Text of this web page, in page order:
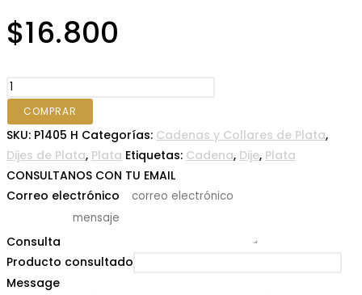
$16.800
CADENA
DE
PLATA
DIJE
cantidad
COMPRAR
SKU: P1405 H Categorías: Cadenas y Collares de Plata,
Dijes de Plata, Plata Etiquetas: Cadena, Dije, Plata
CONSULTANOS CON TU EMAIL
Correo electrónico
Consulta
Producto consultado
Message